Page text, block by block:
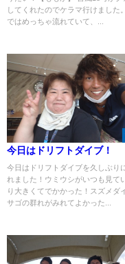
してくれたのでケラマ行けました
ではめっちゃ流れていて、...
今日はドリフトダイブ！
今日はドリフトダイブを久しぶり
れました！ウミウシがいつも見て
り大きくてでかかった！スズメダ
サゴの群れがみれてよかった...